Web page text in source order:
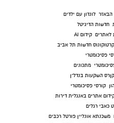
הבאזר לונדון עם ילדים
חדשות הדיגיטל
לאתרים קידום AI
קרטוקונוס חדשות תל אביב
פסיכומטרי
מתכונים
קןרס השקעות בנדל"ן
קורסי פסיכומטרי
אתרים באנגלית דירות
כאבי רגלים
משכנתא אונליין פורטל רכבים